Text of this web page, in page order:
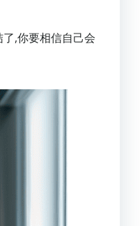
,你要相信自己会